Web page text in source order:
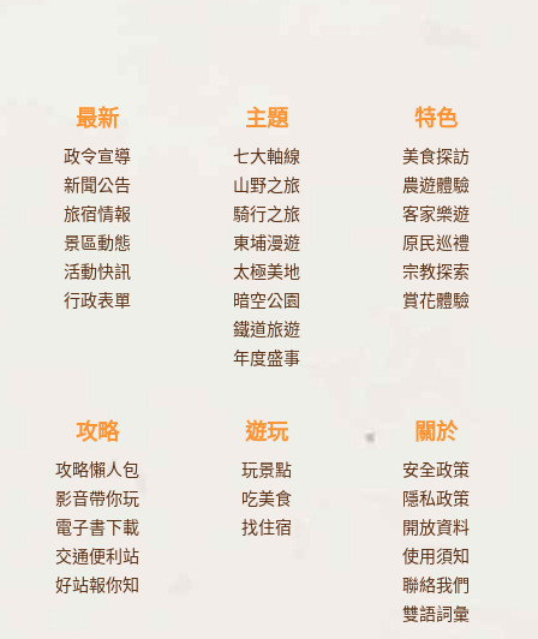
最新
政令宣導
新聞公告
旅宿情報
景區動態
活動快訊
行政表單
主題
七大軸線
山野之旅
騎行之旅
東埔漫遊
太極美地
暗空公園
鐵道旅遊
年度盛事
特色
美食探訪
農遊體驗
客家樂遊
原民巡禮
宗教探索
賞花體驗
攻略
攻略懶人包
影音帶你玩
電子書下載
交通便利站
好站報你知
遊玩
玩景點
吃美食
找住宿
關於
安全政策
隱私政策
開放資料
使用須知
聯絡我們
雙語詞彙